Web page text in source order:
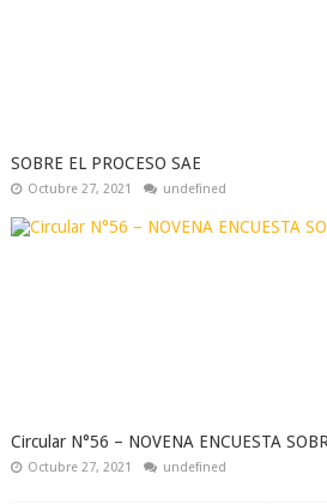
SOBRE EL PROCESO SAE
Octubre 27, 2021 undefined
Circular N°56 – NOVENA ENCUESTA
Octubre 27, 2021 undefined